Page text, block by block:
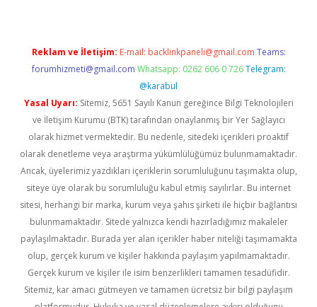
Reklam ve İletişim: E-mail: backlinkpaneli@gmail.com Teams:
forumhizmeti@gmail.com Whatsapp: 0262 606 0 726 Telegram:
@karabul
Yasal Uyarı: Sitemiz, 5651 Sayılı Kanun gereğince Bilgi Teknolojileri
ve İletişim Kurumu (BTK) tarafından onaylanmış bir Yer Sağlayıcı
olarak hizmet vermektedir. Bu nedenle, sitedeki içerikleri proaktif
olarak denetleme veya araştırma yükümlülüğümüz bulunmamaktadır.
Ancak, üyelerimiz yazdıkları içeriklerin sorumluluğunu taşımakta olup,
siteye üye olarak bu sorumluluğu kabul etmiş sayılırlar. Bu internet
sitesi, herhangi bir marka, kurum veya şahıs şirketi ile hiçbir bağlantısı
bulunmamaktadır. Sitede yalnızca kendi hazırladığımız makaleler
paylaşılmaktadır. Burada yer alan içerikler haber niteliği taşımamakta
olup, gerçek kurum ve kişiler hakkında paylaşım yapılmamaktadır.
Gerçek kurum ve kişiler ile isim benzerlikleri tamamen tesadüfidir.
Sitemiz, kar amacı gütmeyen ve tamamen ücretsiz bir bilgi paylaşım